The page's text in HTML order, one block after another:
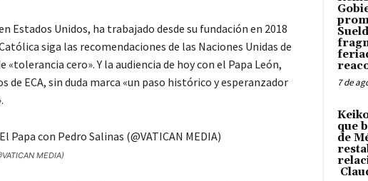
Estados Unidos, ha trabajado desde su fundación en 2018
siga las recomendaciones de las Naciones Unidas de
«tolerancia cero». Y la audiencia de hoy con el Papa León,
de ECA, sin duda marca «un paso histórico y esperanzador
MEDIA)
7 de
que
de